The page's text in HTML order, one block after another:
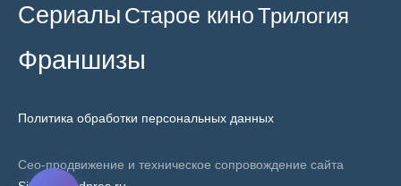
Сериалы Старое киноТрилогия
Франшизы
Политика обработки персональных данных
Сео-продвижение и техническое сопровождение сайта